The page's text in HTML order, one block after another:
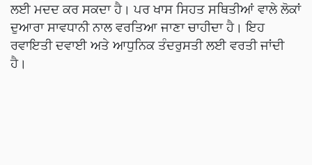
ਲਈ ਮਦਦ ਕਰ ਸਕਦਾ ਹੈ। ਪਰ ਖਾਸ ਸਿਹਤ ਸਥਿਤੀਆਂ ਵਾਲੇ ਲੋਕਾਂ
ਦੁਆਰਾ ਸਾਵਧਾਨੀ ਨਾਲ ਵਰਤਿਆ ਜਾਣਾ ਚਾਹੀਦਾ ਹੈ। ਇਹ
ਰਵਾਇਤੀ ਦਵਾਈ ਅਤੇ ਆਧੁਨਿਕ ਤੰਦਰੁਸਤੀ ਲਈ ਵਰਤੀ ਜਾਂਦੀ
ਹੈ।